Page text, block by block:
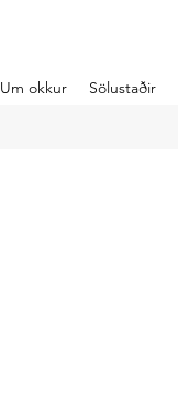
Um okkur Sölustaðir